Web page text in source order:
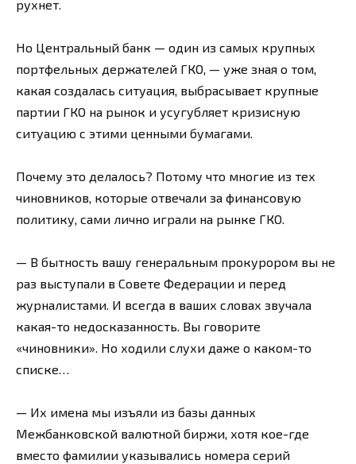
рухнет.
Но Центральный банк — один из самых крупных
портфельных держателей ГКО, — уже зная о том,
какая создалась ситуация, выбрасывает крупные
партии ГКО на рынок и усугубляет кризисную
ситуацию с этими ценными бумагами.
Почему это делалось? Потому что многие из тех
чиновников, которые отвечали за финансовую
политику, сами лично играли на рынке ГКО.
— В бытность вашу генеральным прокурором вы не
раз выступали в Совете Федерации и перед
журналистами. И всегда в ваших словах звучала
какая-то недосказанность. Вы говорите
«чиновники». Но ходили слухи даже о каком-то
списке…
— Их имена мы изъяли из базы данных
Межбанковской валютной биржи, хотя кое-где
вместо фамилии указывались номера серий